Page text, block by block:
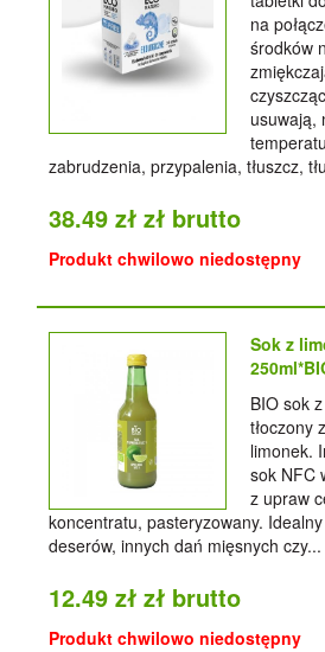
na
środków
usuwają,
zabrudzenia, przypalenia, tłuszcz,
38.49 zł zł brutto
Produkt chwilowo niedostępny
Sok z
BIO sok
tłoczony
limonek.
sok NFC
z upraw
koncentratu, pasteryzowany.
deserów, innych dań mięsnych czy...
12.49 zł zł brutto
Produkt chwilowo niedostępny